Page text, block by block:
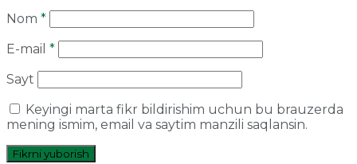
Nom *
E-mail *
Sayt
Keyingi marta fikr bildirishim uchun bu brauzerda
mening ismim, email va saytim manzili saqlansin.